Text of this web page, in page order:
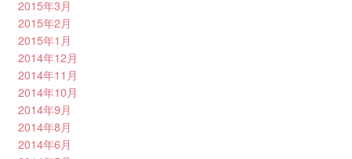
2015年3月
2015年2月
2015年1月
2014年12月
2014年11月
2014年10月
2014年9月
2014年8月
2014年6月